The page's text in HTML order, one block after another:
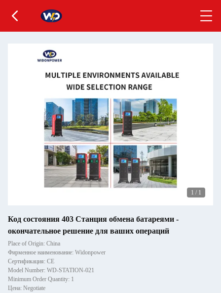
1 / 1
Код состояния 403 Станция обмена батареями -
окончательное решение для ваших операций
Place of Origin: China
Фирменное наименование: Widonpower
Сертификация: CE
Model Number: WD-STATION-021
Minimum Order Quantity: 1
Цена: Negotiate